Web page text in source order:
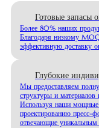
Готовые запасы
Более 80% наших
Благодаря низкому
эффективную доставку
Глубокие
Мы предоставляем
структуры и материалов
Используя наши мощные
проектированию пресс-
отвечающие уникальным